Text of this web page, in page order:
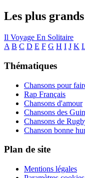
Les plus
Il Voyage En Solitaire
A B C D E F G H I J K
Thématiques
Chansons pour
Rap Français
Chansons d'amour
Chansons des
Chansons de
Chanson bonne
Plan de site
Mentions légales